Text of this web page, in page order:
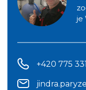
je
+420 775